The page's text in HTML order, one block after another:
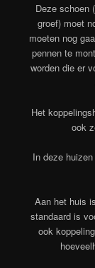
Deze schoen
groef) moet
moeten nog
pennen te
worden die er
Het
ook
In deze
Aan het huis
standaard is
ook